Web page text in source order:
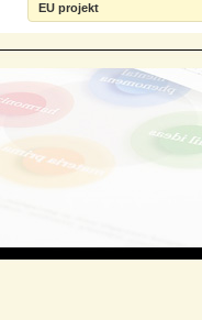
EU projekt